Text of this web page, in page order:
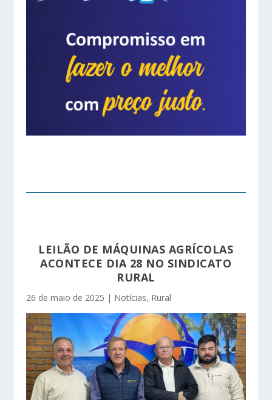
LEILÃO DE MÁQUINAS AGRÍCOLAS
ACONTECE DIA 28 NO SINDICATO
RURAL
26 de maio de 2025 | Notícias, Rural